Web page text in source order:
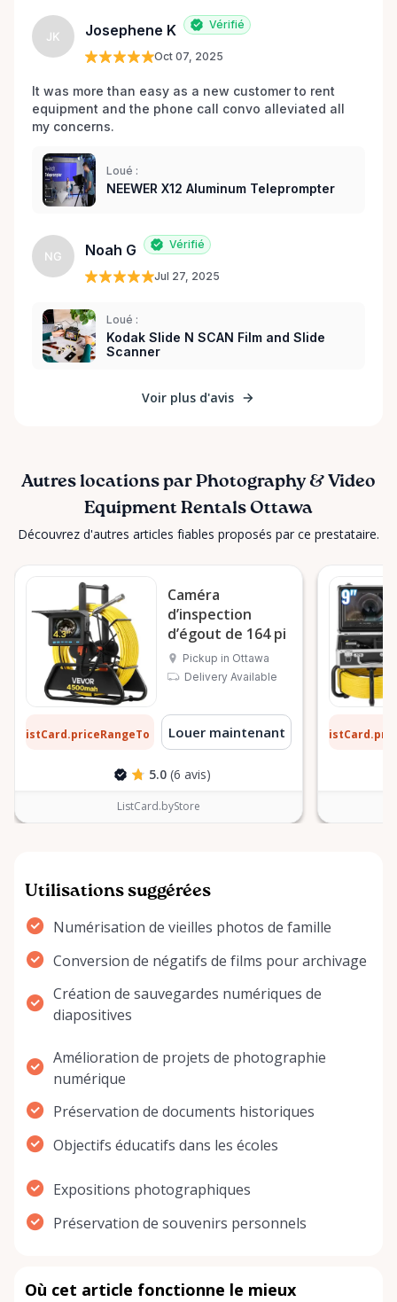
JK Josephene K Vérifié
Oct 07, 2025
It was more than easy as a new customer to rent
equipment and the phone call convo alleviated all
my concerns.
Loué :
NEEWER X12 Aluminum Teleprompter
NG Noah G Vérifié
Jul 27, 2025
Loué :
Kodak Slide N SCAN Film and Slide
Scanner
Voir plus d'avis
Autres locations par Photography & Video
Equipment Rentals Ottawa
Découvrez d'autres articles fiables proposés par ce prestataire.
Caméra
d’inspection
d’égout de 164 pi
Pickup in Ottawa
Delivery Available
ListCard.priceRangeTo par jour
Louer maintenant
5.0 (6 avis)
ListCard.byStore
Utilisations suggérées
Numérisation de vieilles photos de famille
Conversion de négatifs de films pour archivage
Création de sauvegardes numériques de
diapositives
Amélioration de projets de photographie
numérique
Préservation de documents historiques
Objectifs éducatifs dans les écoles
Expositions photographiques
Préservation de souvenirs personnels
Où cet article fonctionne le mieux